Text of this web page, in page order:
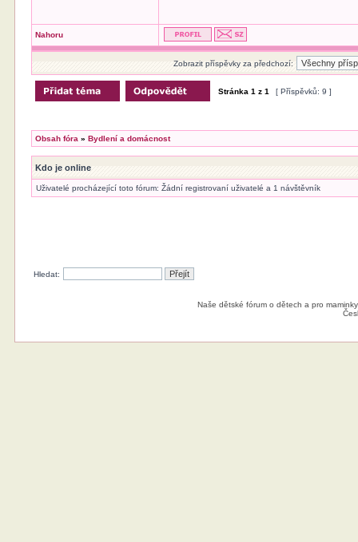
Nahoru
Zobrazit příspěvky za předchozí:
Stránka1 z1 [ Příspěvků: 9 ]
Obsah fóra »Bydlení a domácnost
Kdo je online
Uživatelé procházející toto fórum: Žádní registrovaní uživatelé a 1 návštěvník
Hledat:
Naše dětské fórum o dětech a pro